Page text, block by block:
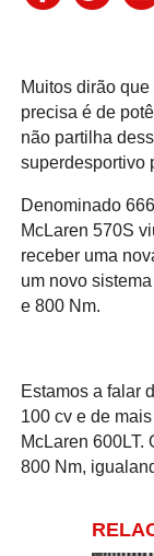
Muitos dirão
precisa é de
não partilha
superdesportivo
Denominado
McLaren 570S
receber uma
um novo
e 800 Nm.
Estamos a falar
100 cv e de
McLaren 600LT.
800 Nm,